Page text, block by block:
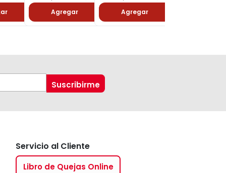
Agregar Agregar
Servicio al Cliente
Libro de Quejas Online